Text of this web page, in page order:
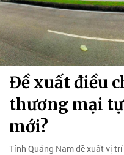
Đề xuất điều
thương mại
mới?
Tỉnh Quảng Nam đề xuất vị